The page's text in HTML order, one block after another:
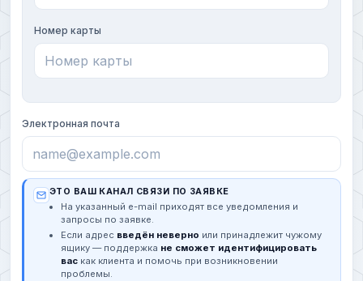
Номер карты
Электронная почта
ЭТО ВАШ КАНАЛ СВЯЗИ ПО ЗАЯВКЕ
На указанный e-mail приходят все уведомления и
запросы по заявке.
Если адрес введён неверно или принадлежит чужому
ящику — поддержка не сможет идентифицировать
вас как клиента и помочь при возникновении
проблемы.